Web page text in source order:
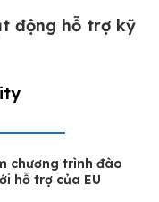
động hỗ trợ kỹ
chương trình đào
hỗ trợ của EU